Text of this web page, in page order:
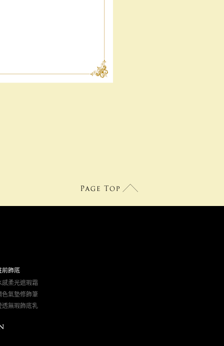
前飾底
感柔光遮瑕霜
色氣墊修飾筆
透無瑕飾底乳